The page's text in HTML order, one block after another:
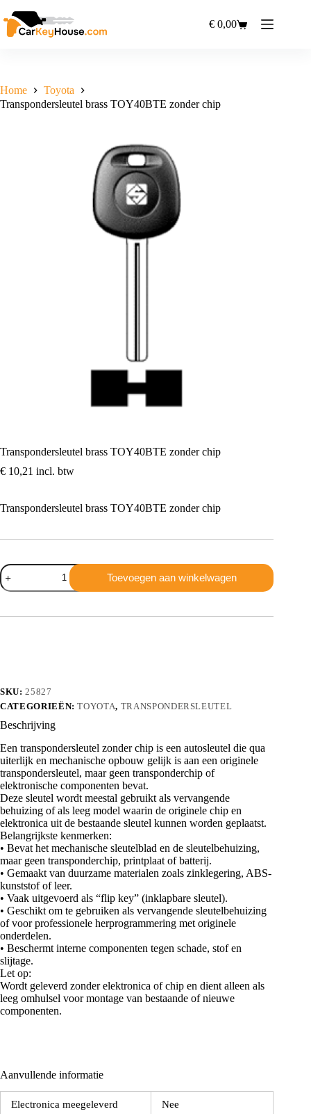
naar
de
Winkelwagen
€ 0,00
Home
Toyota
Transpondersleutel brass TOY40BTE zonder chip
Transpondersleutel brass TOY40BTE zonder chip
€ 10,21 incl. btw
Transpondersleutel brass TOY40BTE zonder chip
Transpondersleutel
brass
TOY40BTE
chip
Toevoegen aan winkelwagen
SKU:25827
CATEGORIEËN:TOYOTA, TRANSPONDERSLEUTEL
Beschrijving
Een transpondersleutel zonder chip is een autosleutel die qua
uiterlijk en mechanische opbouw gelijk is aan een originele
transpondersleutel, maar geen transponderchip of
elektronische componenten bevat.
Deze sleutel wordt meestal gebruikt als vervangende
behuizing of als leeg model waarin de originele chip en
elektronica uit de bestaande sleutel kunnen worden geplaatst.
Belangrijkste kenmerken:
• Bevat het mechanische sleutelblad en de sleutelbehuizing,
maar geen transponderchip, printplaat of batterij.
• Gemaakt van duurzame materialen zoals zinklegering, ABS-
kunststof of leer.
• Vaak uitgevoerd als “flip key” (inklapbare sleutel).
• Geschikt om te gebruiken als vervangende sleutelbehuizing
of voor professionele herprogrammering met originele
onderdelen.
• Beschermt interne componenten tegen schade, stof en
slijtage.
Let op:
Wordt geleverd zonder elektronica of chip en dient alleen als
leeg omhulsel voor montage van bestaande of nieuwe
componenten.
Aanvullende informatie
Electronica meegeleverd Nee